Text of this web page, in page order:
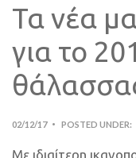
Τα νέα
για το
02/12/17 POSTED UNDER:
Με ιδιαίτερη